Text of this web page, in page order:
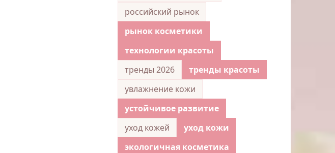
российский рынок
рынок косметики
технологии красоты
тренды 2026
тренды красоты
увлажнение кожи
устойчивое развитие
уход кожей
уход кожи
экологичная косметика